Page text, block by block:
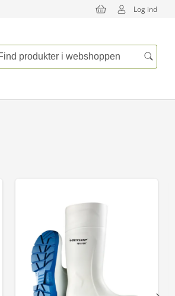
Log ind